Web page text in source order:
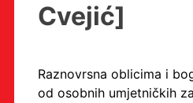
Cvejić]
Raznovrsna oblicima i
od osobnih umjetničkih